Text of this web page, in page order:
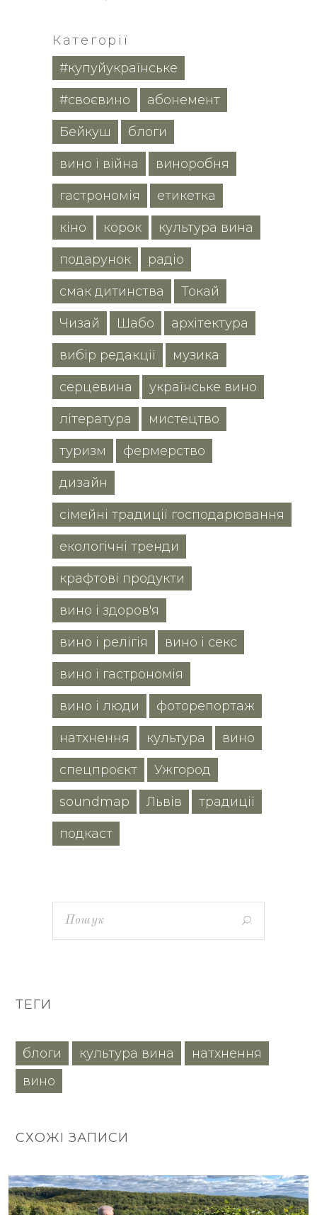
Категорії
#купуйукраїнське
#своєвино абонемент
Бейкуш блоги
вино і війна виноробня
гастрономія етикетка
кіно корок культура вина
подарунок радіо
смак дитинства Токай
Чизай Шабо архітектура
вибір редакції музика
серцевина українське вино
література мистецтво
туризм фермерство
дизайн
сімейні традиції господарювання
екологічні тренди
крафтові продукти
вино і здоров'я
вино і релігія вино і секс
вино і гастрономія
вино і люди фоторепортаж
натхнення культура вино
спецпроєкт Ужгород
soundmap Львів традиції
подкаст
ТЕГИ
блоги культура вина
натхнення
вино
СХОЖІ ЗАПИСИ